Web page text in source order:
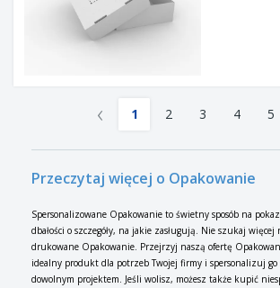
‹ 1 2 3 4 5
Przeczytaj więcej o Opakowanie
Spersonalizowane Opakowanie to świetny sposób na
dbałości o szczegóły, na jakie zasługują. Nie szukaj więcej
drukowane Opakowanie. Przejrzyj naszą ofertę
idealny produkt dla potrzeb Twojej firmy i spersonalizuj go
dowolnym projektem. Jeśli wolisz, możesz także kupić